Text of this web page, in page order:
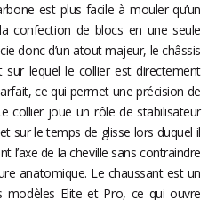
est plus facile à mouler qu’un
confection de blocs en une seule
donc d’un atout majeur, le châssis
lequel le collier est directement
ce qui permet une précision de
collier joue un rôle de stabilisateur
sur le temps de glisse lors duquel il
l’axe de la cheville sans contraindre
anatomique. Le chaussant est un
modèles Elite et Pro, ce qui ouvre